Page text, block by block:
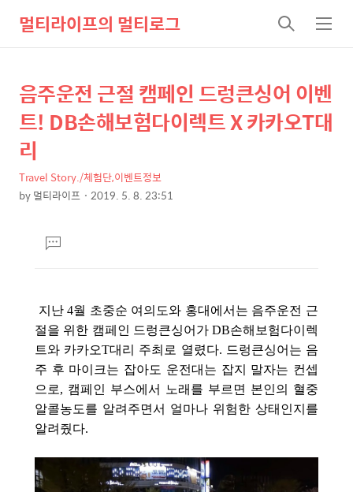
멀티라이프의 멀티로그
검
색
메
뉴
상
세
컨
텐
츠
본
문
제
목
음주운전 근절 캠페인 드렁큰싱어 이벤
트! DB손해보험다이렉트 X 카카오T대
리
Travel Story./체험단,이벤트정보
by멀티라이프 2019. 5. 8. 23:51
댓
글
지난 4월 초중순 여의도와 홍대에서는 음주운전 근
절을 위한 캠페인 드렁큰싱어가 DB손해보험다이렉
트와 카카오T대리 주최로 열렸다. 드렁큰싱어는 음
주 후 마이크는 잡아도 운전대는 잡지 말자는 컨셉
으로, 캠페인 부스에서 노래를 부르면 본인의 혈중
알콜농도를 알려주면서 얼마나 위험한 상태인지를
알려줬다.